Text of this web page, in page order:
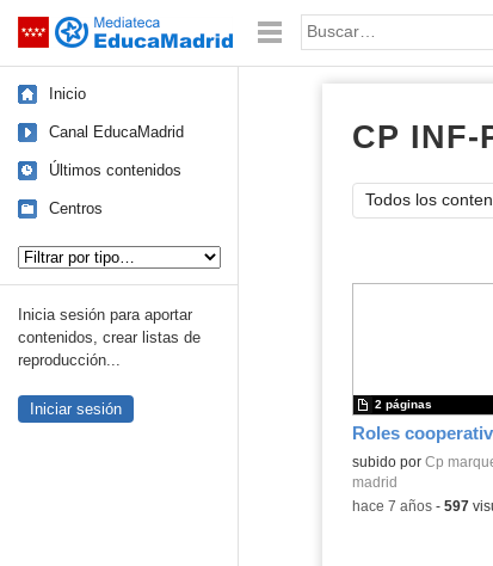
Saltar navegación Palabra o frase:
Inicio
Canal EducaMadrid
Últimos contenidos
Centros
Inicia sesión para aportar
contenidos, crear listas de
reproducción...
Iniciar sesión
CP INF-
Todos los
Roles
subido por Cp
madrid
2 páginas
-hace 7 años- 597